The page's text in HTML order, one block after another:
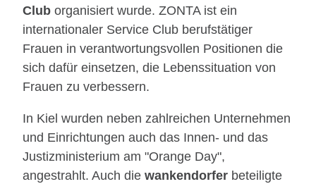
Club organisiert wurde. ZONTA ist ein
internationaler Service Club berufstätiger
Frauen in verantwortungsvollen Positionen die
sich dafür einsetzen, die Lebenssituation von
Frauen zu verbessern.
In Kiel wurden neben zahlreichen Unternehmen
und Einrichtungen auch das Innen- und das
Justizministerium am "Orange Day",
angestrahlt. Auch die wankendorfer beteiligte